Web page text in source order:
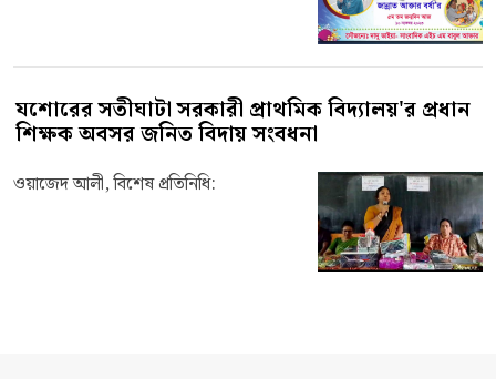
যশোরের সতীঘাটা সরকারী প্রাথমিক বিদ্যালয়'র প্রধান
শিক্ষক অবসর জনিত বিদায় সংবধনা
ওয়াজেদ আলী, বিশেষ প্রতিনিধি: